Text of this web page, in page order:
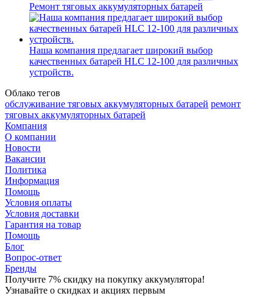
Ремонт тяговых аккумуляторных батарей
Наша компания предлагает широкий выбор
качественных батарей HLC 12-100 для различных
устройств.
Облако тегов
обслуживание тяговых аккумуляторных батарей ремонт
тяговых аккумуляторных батарей
Компания
О компании
Новости
Вакансии
Политика
Информация
Помощь
Условия оплаты
Условия доставки
Гарантия на товар
Помощь
Блог
Вопрос-ответ
Бренды
Получите 7% скидку на покупку аккумулятора!
Узнавайте о скидках и акциях первым